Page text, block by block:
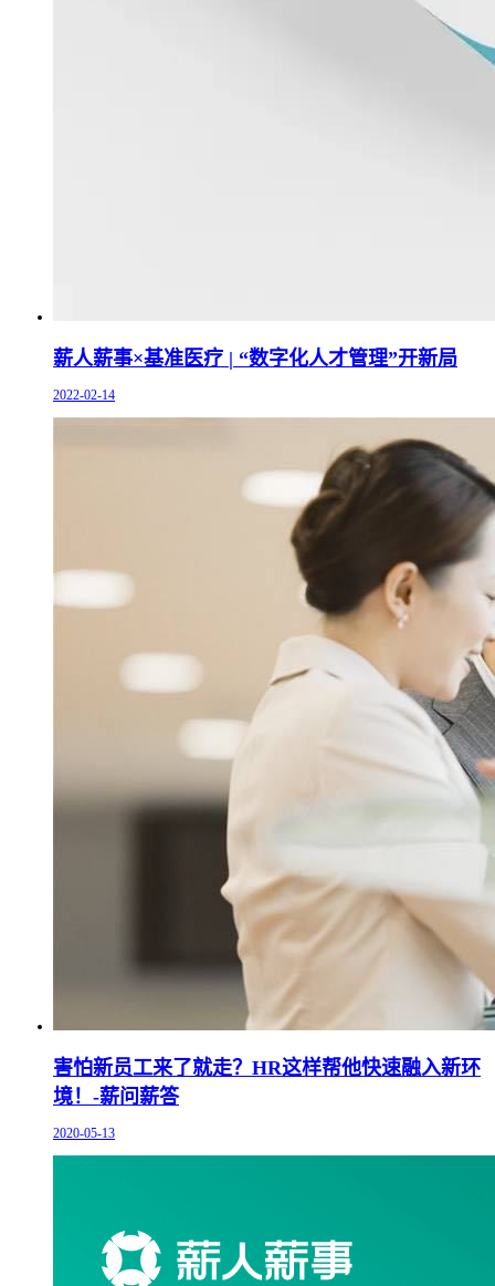
薪人薪事×基准医疗 | “数字化人才管理”开新局
2022-02-14
害怕新员工来了就走？HR这样帮他快速融入新环
境！-薪问薪答
2020-05-13